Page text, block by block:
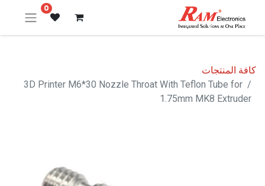
0
كافة المنتجات
3D Printer M6*30 Nozzle Throat With Teflon Tube for
1.75mm MK8 Extruder